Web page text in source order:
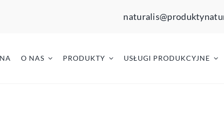
O NAS PRODUKTY USŁUGI PRODUKCYJNE